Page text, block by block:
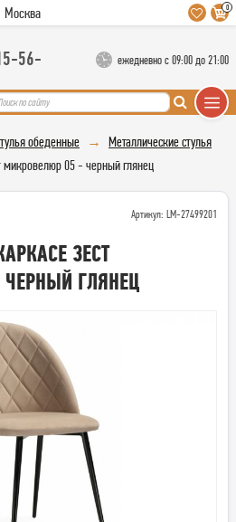
Москва 0
56-
ежедневно с 09:00 до 21:00
обеденные
Металлические стулья
микровелюр 05 - черный глянец
Артикул: LM-27499201
ЗЕСТ
ГЛЯНЕЦ